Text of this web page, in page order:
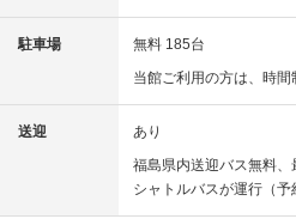
駐車場
無料 185台
当館ご利用の方は、時間
送迎
あり
福島県内送迎バス無料
シャトルバスが運行（予